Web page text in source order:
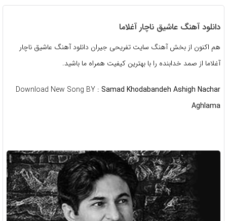
دانلود آهنگ عاشیق ناچار آغلاما
هم اکنون از بخش آهنگ سایت تفریحی جیران دانلود آهنگ عاشیق ناچار
آغلاما از صمد خدابنده را با بهترین کیفیت همراه ما باشید.
Download New Song BY : Samad Khodabandeh Ashigh Nachar
Aghlama